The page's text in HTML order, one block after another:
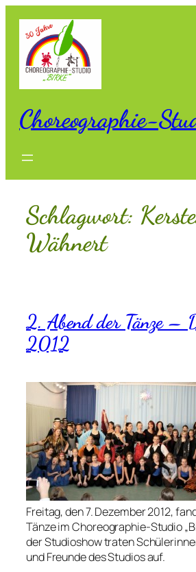
Inhalt
springen
Choreographie-
Schlagwort:
Wähnert
2. Abend der Tänze –
2012
Freitag, den 7. Dezember 2012,
Tänze im Choreographie-Studio
der Studioshow traten
und Freunde des Studios auf.